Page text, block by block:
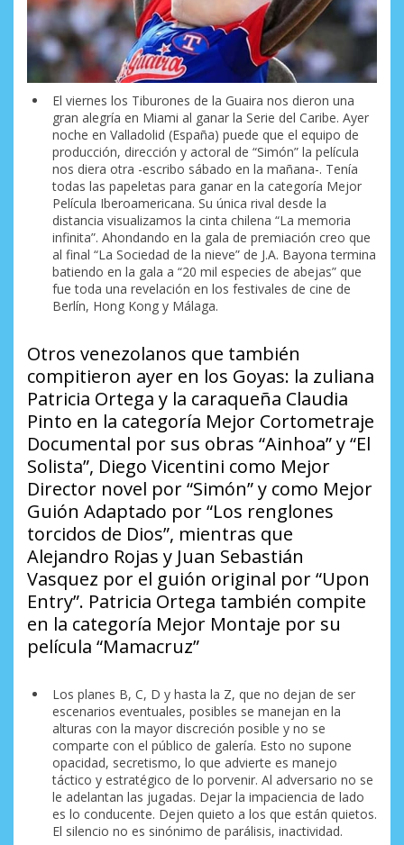
El viernes los Tiburones de la Guaira nos dieron una
gran alegría en Miami al ganar la Serie del Caribe. Ayer
noche en Valladolid (España) puede que el equipo de
producción, dirección y actoral de “Simón” la película
nos diera otra -escribo sábado en la mañana-. Tenía
todas las papeletas para ganar en la categoría Mejor
Película Iberoamericana. Su única rival desde la
distancia visualizamos la cinta chilena “La memoria
infinita”. Ahondando en la gala de premiación creo que
al final “La Sociedad de la nieve” de J.A. Bayona termina
batiendo en la gala a “20 mil especies de abejas” que
fue toda una revelación en los festivales de cine de
Berlín, Hong Kong y Málaga.
Otros venezolanos que también
compitieron ayer en los Goyas: la zuliana
Patricia Ortega y la caraqueña Claudia
Pinto en la categoría Mejor Cortometraje
Documental por sus obras “Ainhoa” y “El
Solista”, Diego Vicentini como Mejor
Director novel por “Simón” y como Mejor
Guión Adaptado por “Los renglones
torcidos de Dios”, mientras que
Alejandro Rojas y Juan Sebastián
Vasquez por el guión original por “Upon
Entry”. Patricia Ortega también compite
en la categoría Mejor Montaje por su
película “Mamacruz”
Los planes B, C, D y hasta la Z, que no dejan de ser
escenarios eventuales, posibles se manejan en la
alturas con la mayor discreción posible y no se
comparte con el público de galería. Esto no supone
opacidad, secretismo, lo que advierte es manejo
táctico y estratégico de lo porvenir. Al adversario no se
le adelantan las jugadas. Dejar la impaciencia de lado
es lo conducente. Dejen quieto a los que están quietos.
El silencio no es sinónimo de parálisis, inactividad.